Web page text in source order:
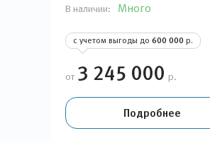
В наличии: Много
с учетом выгоды до 600 000 р.
от 3 245 000 р.
Подробнее